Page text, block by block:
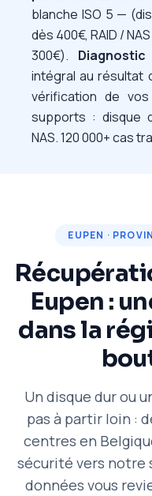
blanche ISO 5 —
dès 400€, RAID /
300€).
intégral au résultat
vérification de
supports : disque
NAS. 120 000+ cas
EUPEN ·
Eupen :
dans la
Un disque dur ou
pas à partir loin :
centres en
sécurité vers notre
données vous